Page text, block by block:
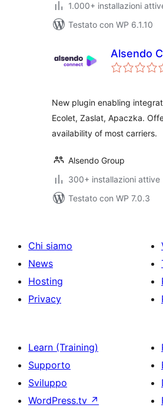
1.000+ installazioni
Testato con WP 6.1.10
Alsendo
New plugin enabling
Ecolet, Zaslat, Apaczka.
availability of most carriers.
Alsendo Group
300+ installazioni attive
Testato con WP 7.0.3
Chi siamo
News
Hosting
Privacy
Learn (Training)
Supporto
Sviluppo
WordPress.tv ↗